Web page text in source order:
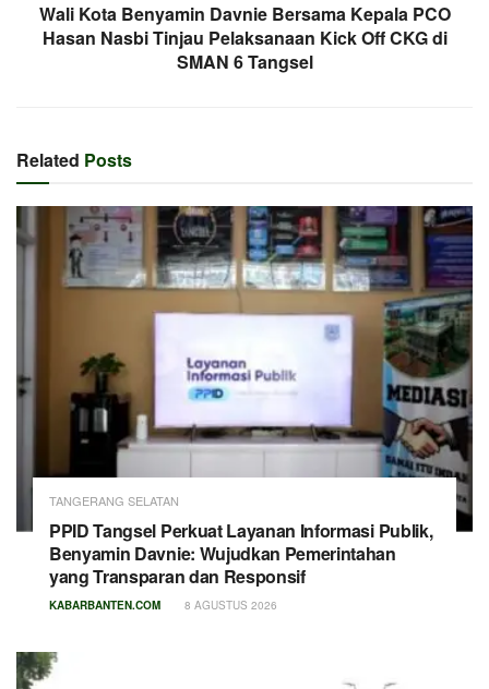
Wali Kota Benyamin Davnie Bersama Kepala PCO
Hasan Nasbi Tinjau Pelaksanaan Kick Off CKG di
SMAN 6 Tangsel
Related Posts
TANGERANG SELATAN
PPID Tangsel Perkuat Layanan Informasi Publik,
Benyamin Davnie: Wujudkan Pemerintahan
yang Transparan dan Responsif
KABARBANTEN.COM 8 AGUSTUS 2026